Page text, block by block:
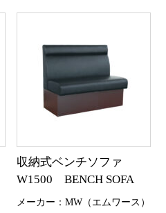
収納式ベンチソファ
W1500 BENCH SOFA
メーカー：MW（エムワース）